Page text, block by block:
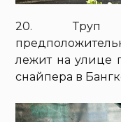
20. Труп
лежит на улице
снайпера в